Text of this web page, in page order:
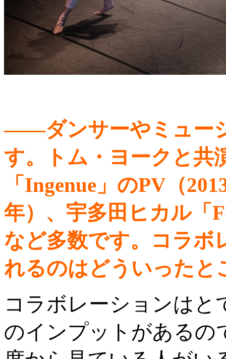
――ダンサーやミュー
す。トム・ヨークと共
「Ingenue」のPV（
年）、宇多田ヒカル「
など多数です。コラボ
れるのはどういったと
コラボレーションはと
のインプットがあるの